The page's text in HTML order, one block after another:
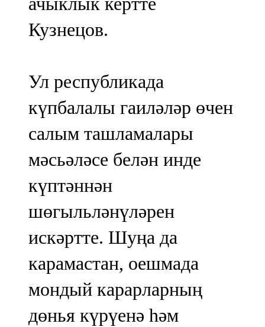
Кузнецов.
Ул республикада
күпбалалы гаиләләр өчен
салым ташламалары
мәсьәләсе белән инде
күптәннән
шөгыльләнүләрен
искәртте. Шуңа да
карамастан, оешмада
мондый карарларның
дөнья күрүенә һәм